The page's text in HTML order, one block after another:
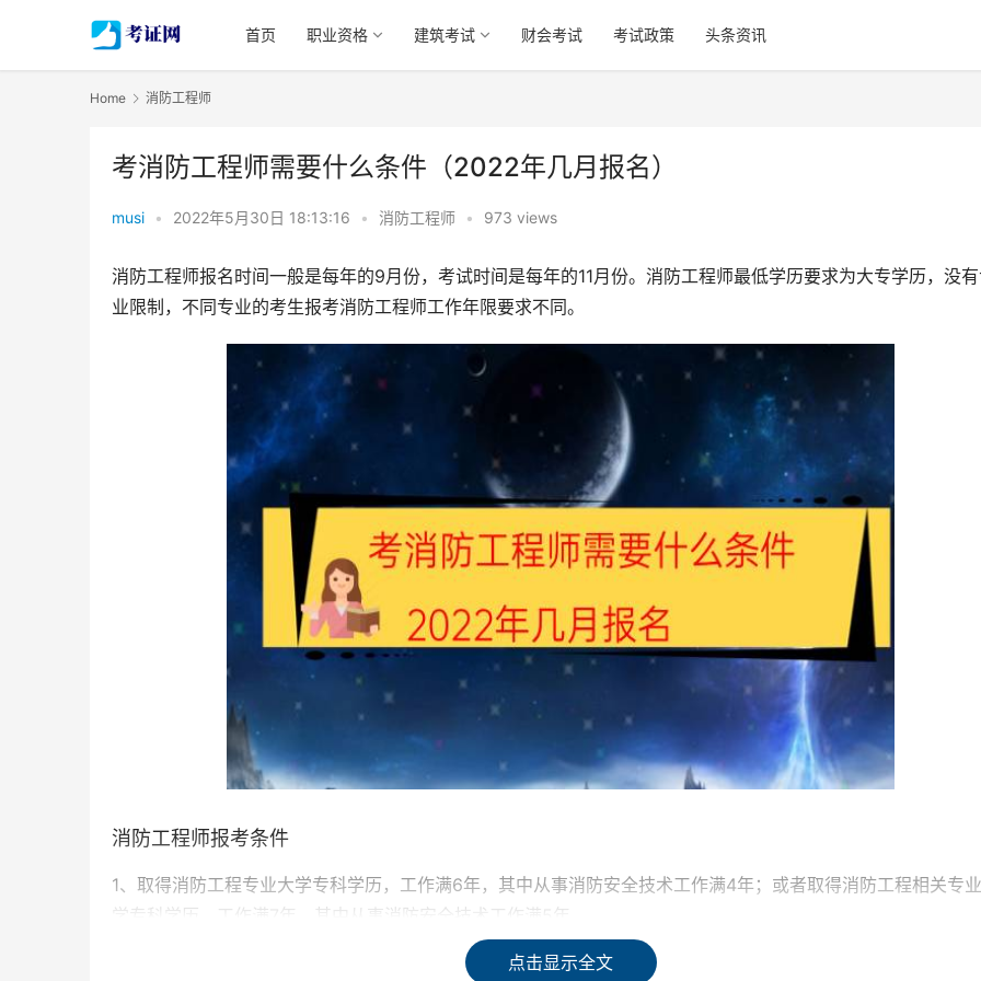
首页 职业资格 建筑考试 财会考试 考试政策 头条资讯
Home 消防工程师
考消防工程师需要什么条件（2022年几月报名）
musi • 2022年5月30日 18:13:16 • 消防工程师 • 973 views
消防工程师报名时间一般是每年的9月份，考试时间是每年的11月份。消防工程师最低学历要求为大专学历，没
业限制，不同专业的考生报考消防工程师工作年限要求不同。
消防工程师报考条件
1、取得消防工程专业大学专科学历，工作满6年，其中从事消防安全技术工作满4年；或者取得消防工程相关专
学专科学历，工作满7年，其中从事消防安全技术工作满5年。
2、取得消防工程专业大学本科学历或者学位，工作满4年，其中从事消防安全技术工作满3年；或者取得消防工
点击显示全文